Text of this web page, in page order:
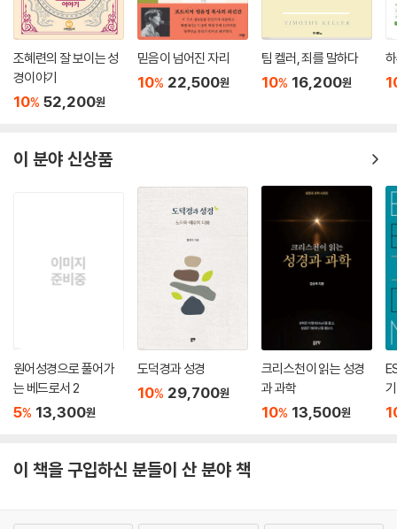
아도 저자가 말하려는 중심 의도가 강조되고 있다.
넷째, 어떻게 적용해야 할지를 보여주기 때문이다. 성경을 연구하는 이유
는 지적 유희를 위해서가 아니다. 그것은 순종하기 위해서다. 바른 진리를
알아야 하는 이유는 바른 삶을 살기 위해서다. 이 주석은 양쪽 언덕을 확고
하게 이어주는 다리처럼 우리가 발견한 진리가 어떻게 우리 삶과 연결되는
지까지 친절하게 연결해주고 있다. 더욱이 설교 구성이 서툰 설교자나 교
교안이나 교안이 될 개요까지 친절하게 제공해주고 있다.
『존더반 신약 주석』은 하나님이 본문에서 의도하신 뜻을 정확하게 찾아내
청중에게 전달하기 위해 본문을 진지하게 공부하는 이들에게 진정 복음과
같다. 이 시리즈는 주석이 갖추어야 할 모든 요소를 포함하고 있는 탁월한
석의적 주석이다. 철저한 단어 연구, 문법적 세부사항, 역사적, 문화적 배
경, 전후 문맥, 본문 비평적 문제 등의 연구를 통해 본문의 의미를 정확하게
설명하고 있다. 뿐만 아니라 중요한 해석적 쟁점들을 최고의 복음주의 학
도하는 뜻을 찾기 위해 최대한의 노력을 기울인다.
주석의 구조 또한 명료하다. 각 장마다 저자가 사고하는 연결성을 강조하
는 전후 문맥으로 시작하여 본문의 전체 흐름을 한눈에 볼 수 있는 도해 그
석의적 개요, 세부적인 본문 설명 그리고 적용에서의 신학으로 장을 마치
는 자연스러운 구조로 지루하지 않게 본문의 내용을 따라가게 한다. 특히
조혜련의 잘 보이는 성
경이야기
10% 52,200원
믿음이 넘어진 자리
10% 22,500원
팀 켈러, 죄를 말하다
10% 16,200원
이 분야 신상품
원어성경으로 풀어가
는 베드로서 2
5% 13,300원
도덕경과 성경
10% 29,700원
크리스천이 읽는 성경
과 과학
10% 13,500원
기
이 책을 구입하신 분들이 산 분야 책